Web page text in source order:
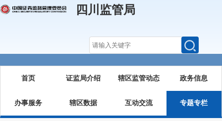
四川监管局
首页 证监局介绍 辖区监管动态 政务信息
办事服务 辖区数据 互动交流 专题专栏